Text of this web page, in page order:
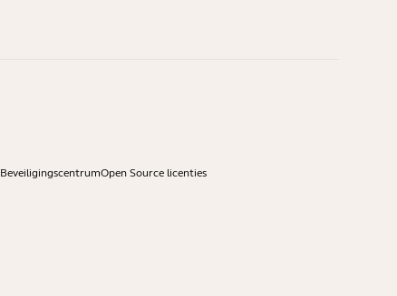
BeveiligingscentrumOpen Source licenties